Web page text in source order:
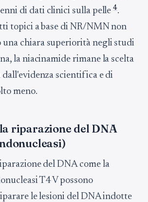
di dati clinici sulla pelle4.
topici a base di NR/NMN non
chiara superiorità negli studi
la niacinamide rimane la scelta
scientifica e di
meno.
riparazione del DNA
del DNA come la
T4 V possono
le lesioni del DNA indotte